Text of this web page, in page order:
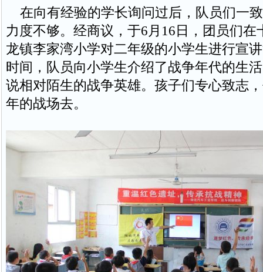
在向有经验的学长询问过后，队员们一
力度不够。经商议，于6月16日，团员们在
龙镇李家湾小学对二年级的小学生进行宣
时间，队员向小学生介绍了战争年代的生
说相对陌生的战争英雄。孩子们专心致志
年的战场去。